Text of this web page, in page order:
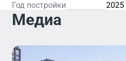
Год постройки 2025
Медиа